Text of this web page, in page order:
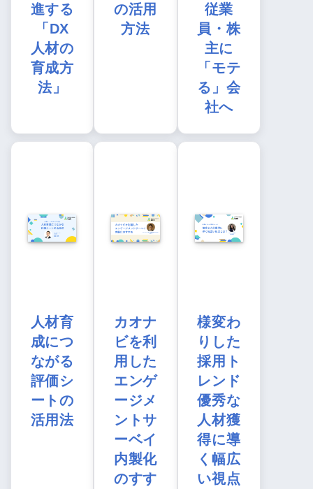
進する
「DX
人材の
育成方
法」
の活用
方法
従業
員・株
主に
「モテ
る」会
社へ
人材育
成につ
ながる
評価シ
ートの
活用法
カオナ
ビを利
用した
エンゲ
ージメ
ントサ
ーベイ
内製化
のすす
様変わ
りした
採用ト
レンド
優秀な
人材獲
得に導
く幅広
い視点